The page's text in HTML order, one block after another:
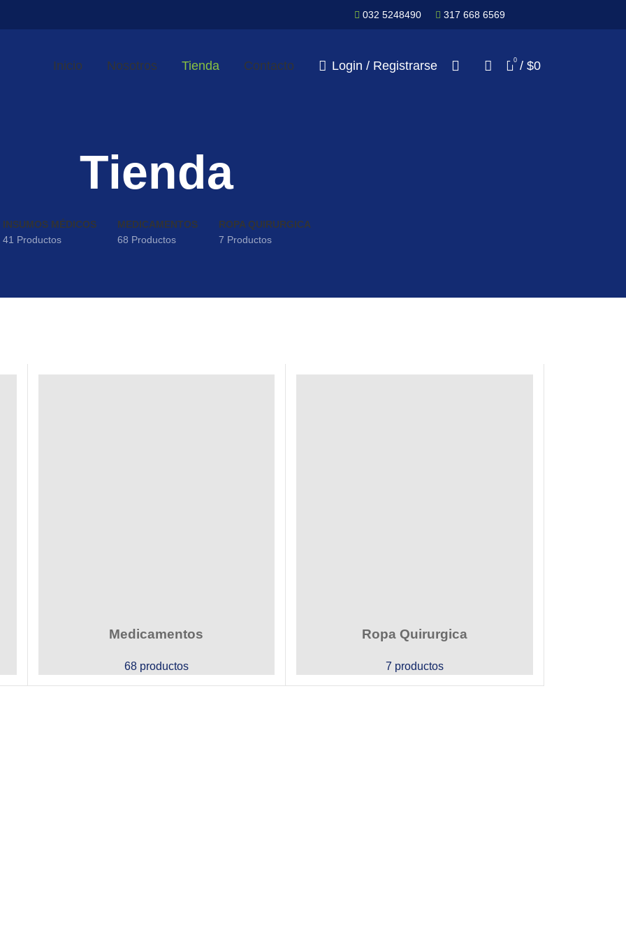
032 5248490 317 668 6569
Inicio Nosotros Tienda Contacto Login / Registrarse 0 / $0
Tienda
INSUMOS MÉDICOS
41 Productos
MEDICAMENTOS
68 Productos
ROPA QUIRURGICA
7 Productos
Medicamentos
68 productos
Ropa Quirurgica
7 productos